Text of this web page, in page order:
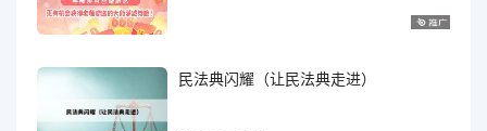
民法典闪耀（让民法典走进）